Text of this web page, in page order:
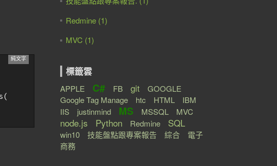
Redmine (1)
MVC (1)
標籤雲
APPLE C# FB git
GOOGLE
Google Tag Manage
htc HTML
IBM
IIS
justinmind MS MSSQL MVC
node.js Python Redmine SQL
win10 技能盤點跟專案報告 綜合
電子
商務